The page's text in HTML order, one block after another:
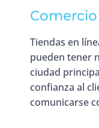
Tiendas en
pueden tener
ciudad
confianza al
comunicarse